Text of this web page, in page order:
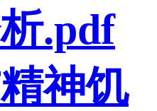
.pdf
神饥